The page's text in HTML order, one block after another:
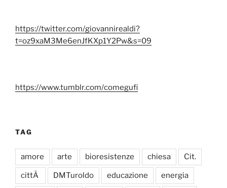
https://twitter.com/giovannirealdi?
t=oz9xaM3Me6enJfKXp1Y2Pw&s=09
https://www.tumblr.com/comegufi
TAG
amore arte bioresistenze chiesa Cit.
cittÃ DMTuroldo educazione energia